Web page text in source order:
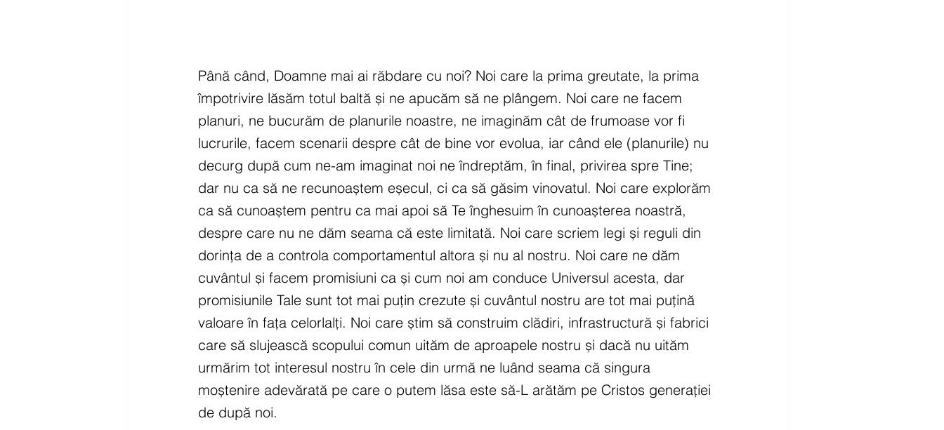
Până când, Doamne mai ai răbdare cu noi? Noi care la prima greutate, la prima
împotrivire lăsăm totul baltă și ne apucăm să ne plângem. Noi care ne facem
planuri, ne bucurăm de planurile noastre, ne imaginăm cât de frumoase vor fi
lucrurile, facem scenarii despre cât de bine vor evolua, iar când ele (planurile) nu
decurg după cum ne-am imaginat noi ne îndreptăm, în final, privirea spre Tine;
dar nu ca să ne recunoaștem eșecul, ci ca să găsim vinovatul. Noi care explorăm
ca să cunoaștem pentru ca mai apoi să Te înghesuim în cunoașterea noastră,
despre care nu ne dăm seama că este limitată. Noi care scriem legi și reguli din
dorința de a controla comportamentul altora și nu al nostru. Noi care ne dăm
cuvântul și facem promisiuni ca și cum noi am conduce Universul acesta, dar
promisiunile Tale sunt tot mai puțin crezute și cuvântul nostru are tot mai puțină
valoare în fața celorlalți. Noi care știm să construim clădiri, infrastructură și fabrici
care să slujească scopului comun uităm de aproapele nostru și dacă nu uităm
urmărim tot interesul nostru în cele din urmă ne luând seama că singura
moștenire adevărată pe care o putem lăsa este să-L arătăm pe Cristos generației
de după noi.